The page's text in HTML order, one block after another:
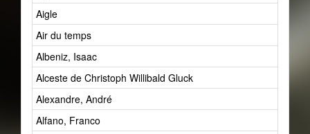
Aigle
Air du temps
Albeniz, Isaac
Alceste de Christoph Willibald Gluck
Alexandre, André
Alfano, Franco